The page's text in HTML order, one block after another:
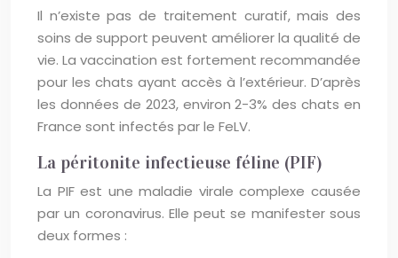
Il n’existe pas de traitement curatif, mais des
soins de support peuvent améliorer la qualité de
vie. La vaccination est fortement recommandée
pour les chats ayant accès à l’extérieur. D’après
les données de 2023, environ 2-3% des chats en
France sont infectés par le FeLV.
La péritonite infectieuse féline (PIF)
La PIF est une maladie virale complexe causée
par un coronavirus. Elle peut se manifester sous
deux formes :